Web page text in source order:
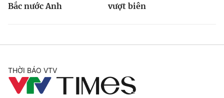
Bắc nước Anh
vượt biên
THỜI BÁO VTV